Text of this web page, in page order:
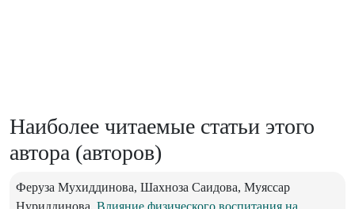
Наиболее читаемые статьи этого
автора (авторов)
Феруза Мухиддинова, Шахноза Саидова, Муяссар
Нуриддинова, Влияние физического воспитания на